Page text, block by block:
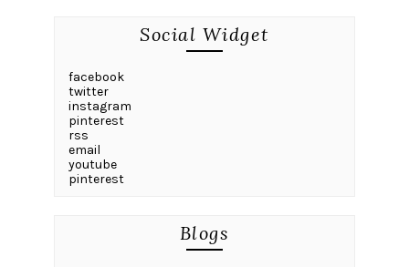
Social Widget
facebook
twitter
instagram
pinterest
rss
email
youtube
pinterest
Blogs